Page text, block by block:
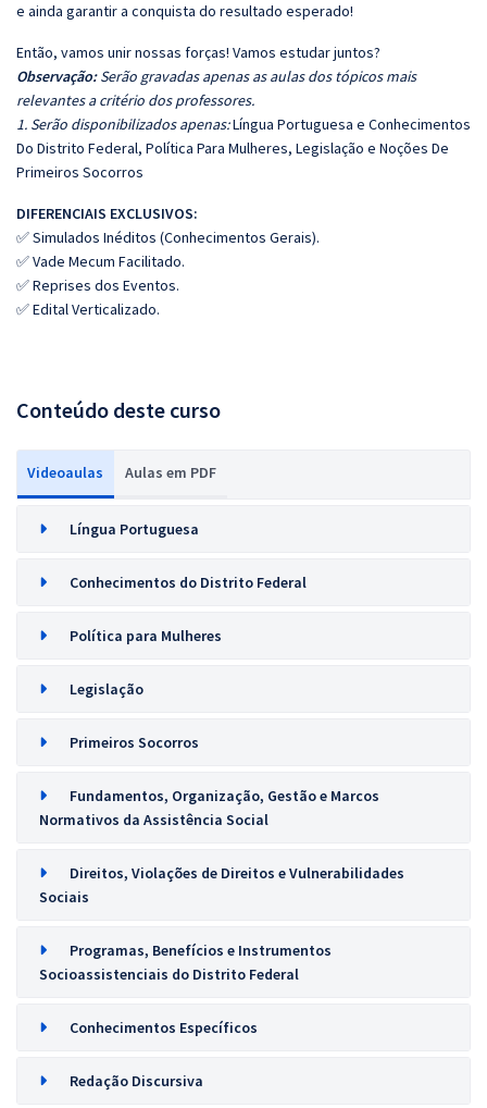
e ainda garantir a conquista do resultado esperado!
Então, vamos unir nossas forças! Vamos estudar juntos?
Observação:Serão gravadas apenas as aulas dos tópicos mais
relevantes a critério dos professores.
1. Serão disponibilizados apenas:Língua Portuguesa e Conhecimentos
Do Distrito Federal, Política Para Mulheres, Legislação e Noções De
Primeiros Socorros
DIFERENCIAIS EXCLUSIVOS:
✅ Simulados Inéditos (Conhecimentos Gerais).
✅ Vade Mecum Facilitado.
✅ Reprises dos Eventos.
✅ Edital Verticalizado.
Conteúdo deste curso
Videoaulas Aulas em PDF
Língua Portuguesa
Conhecimentos do Distrito Federal
Política para Mulheres
Legislação
Primeiros Socorros
Fundamentos, Organização, Gestão e Marcos
Normativos da Assistência Social
Direitos, Violações de Direitos e Vulnerabilidades
Sociais
Programas, Benefícios e Instrumentos
Socioassistenciais do Distrito Federal
Conhecimentos Específicos
Redação Discursiva